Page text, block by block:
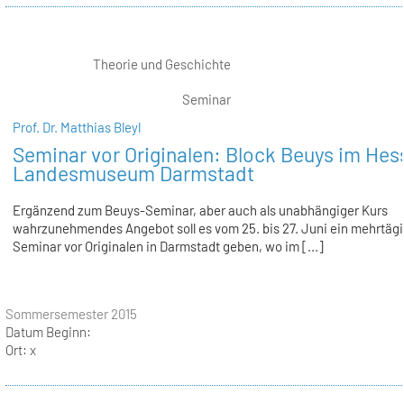
Theorie und Geschichte
Seminar
Prof. Dr. Matthias Bleyl
Seminar vor Originalen: Block Beuys im
Landesmuseum Darmstadt
Ergänzend zum Beuys-Seminar, aber auch als unabhängiger Kurs
wahrzunehmendes Angebot soll es vom 25. bis 27. Juni ein
Seminar vor Originalen in Darmstadt geben, wo im [...]
Sommersemester 2015
Datum Beginn:
Ort: x